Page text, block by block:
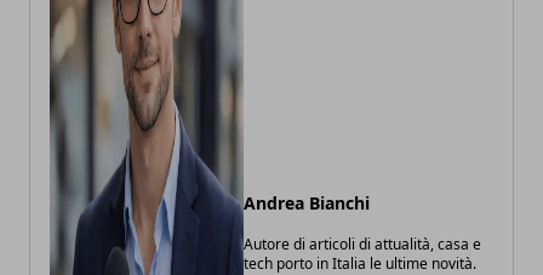
Andrea Bianchi
Autore di articoli di attualità, casa e
tech porto in Italia le ultime novità.